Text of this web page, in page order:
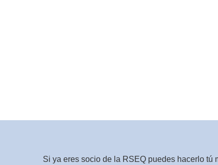
Si ya eres socio de la RSEQ puedes hacerlo tú